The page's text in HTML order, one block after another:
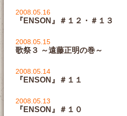
2008.05.16
『ENSON』＃１２・＃１３
2008.05.15
歌祭３ ～遠藤正明の巻～
2008.05.14
『ENSON』＃１１
2008.05.13
『ENSON』＃１０